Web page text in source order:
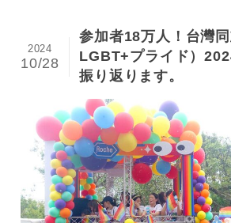
参加者18万人！台灣
LGBT+プライド）
振り返ります。
2024
10/28